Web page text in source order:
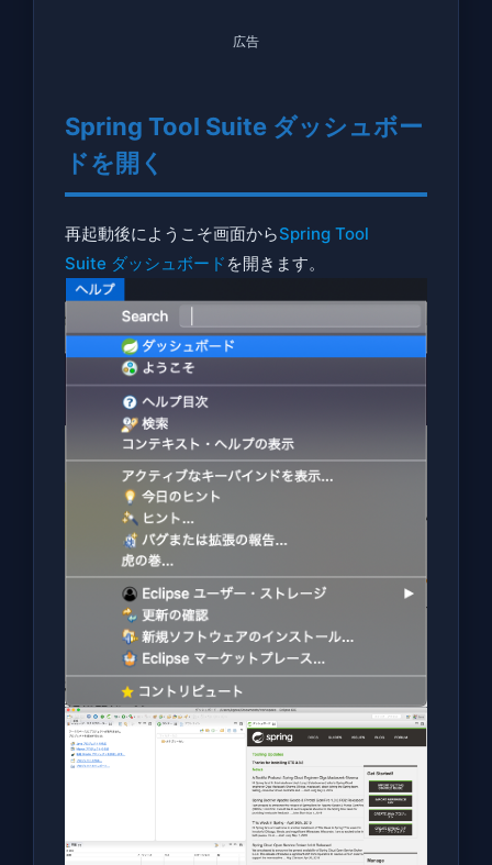
広告
Spring Tool Suite ダッシュボー
ドを開く
再起動後にようこそ画面からSpring Tool
Suite ダッシュボード を開きます。